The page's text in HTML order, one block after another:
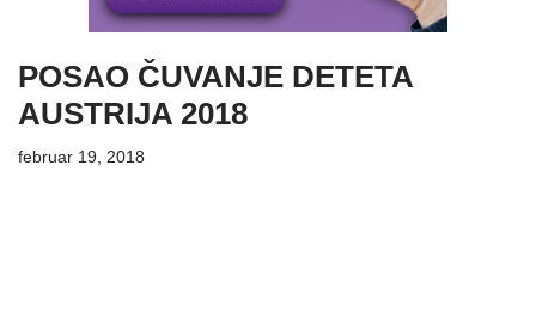
POSAO ČUVANJE DETETA
AUSTRIJA 2018
februar 19, 2018